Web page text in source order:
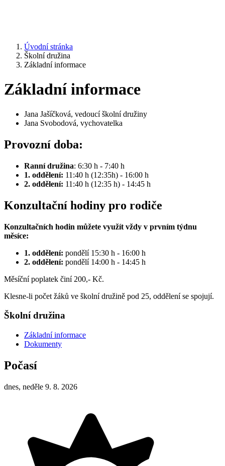
Úvodní stránka
Školní družina
Základní informace
Základní informace
Jana Jašíčková, vedoucí školní družiny
Jana Svobodová, vychovatelka
Provozní doba:
Ranní družina: 6:30 h - 7:40 h
1. oddělení: 11:40 h (12:35h) - 16:00 h
2. oddělení: 11:40 h (12:35 h) - 14:45 h
Konzultační hodiny pro rodiče
Konzultačních hodin můžete využít vždy v prvním týdnu
měsíce:
1. oddělení: pondělí 15:30 h - 16:00 h
2. oddělení: pondělí 14:00 h - 14:45 h
Měsíční poplatek činí 200,- Kč.
Klesne-li počet žáků ve školní družině pod 25, oddělení se spojují.
Školní družina
Základní informace
Dokumenty
Počasí
dnes, neděle 9. 8. 2026